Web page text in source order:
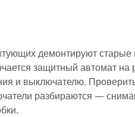
демонтируют старые
защитный автомат на
и выключателю.
разбираются —